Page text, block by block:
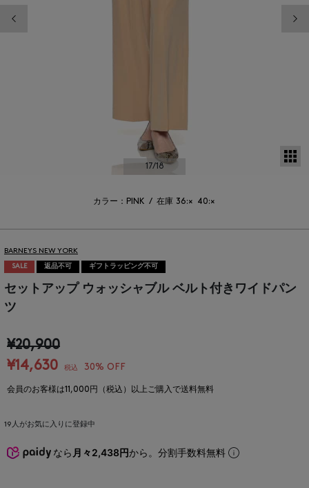
17/18
カラー：PINK / 在庫 36:× 40:×
BARNEYS NEW YORK
SALE 返品不可 ギフトラッピング不可
セットアップ ウォッシャブル ベルト付きワイドパン
ツ
¥20,900
¥14,630
税込 30% OFF
会員のお客様は11,000円（税込）以上ご購入で送料無料
19 人がお気に入りに登録中
なら 月々2,438円から。分割手数料無料